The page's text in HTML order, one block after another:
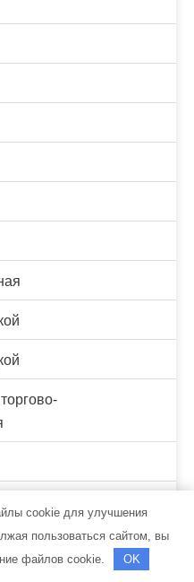
cookie для улучшения
пользоваться сайтом, вы
файлов cookie.
OK